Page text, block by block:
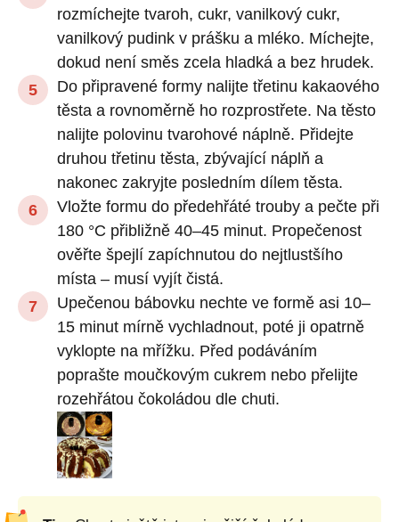
rozmíchejte tvaroh, cukr, vanilkový cukr,
vanilkový pudink v prášku a mléko. Míchejte,
dokud není směs zcela hladká a bez hrudek.
Do připravené formy nalijte třetinu kakaového
těsta a rovnoměrně ho rozprostřete. Na těsto
nalijte polovinu tvarohové náplně. Přidejte
druhou třetinu těsta, zbývající náplň a
nakonec zakryjte posledním dílem těsta.
Vložte formu do předehřáté trouby a pečte při
180 °C přibližně 40–45 minut. Propečenost
ověřte špejlí zapíchnutou do nejtlustšího
místa – musí vyjít čistá.
Upečenou bábovku nechte ve formě asi 10–
15 minut mírně vychladnout, poté ji opatrně
vyklopte na mřížku. Před podáváním
poprašte moučkovým cukrem nebo přelijte
rozehřátou čokoládou dle chuti.